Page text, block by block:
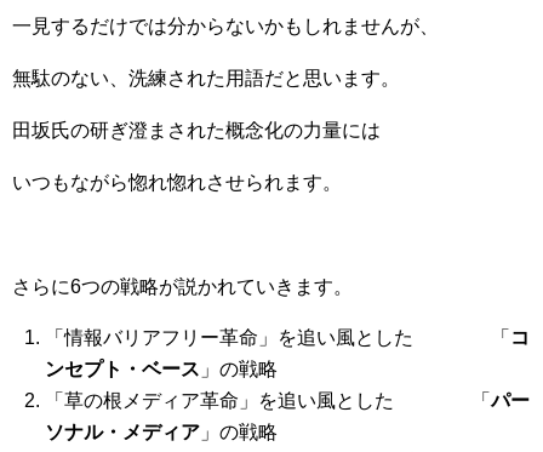
一見するだけでは分からないかもしれませんが、
無駄のない、洗練された用語だと思います。
田坂氏の研ぎ澄まされた概念化の力量には
いつもながら惚れ惚れさせられます。
さらに6つの戦略が説かれていきます。
「情報バリアフリー革命」を追い風とした 「 コ
ンセプト・ベース 」の戦略
「草の根メディア革命」を追い風とした 「パー
ソナル・メディア 」の戦略